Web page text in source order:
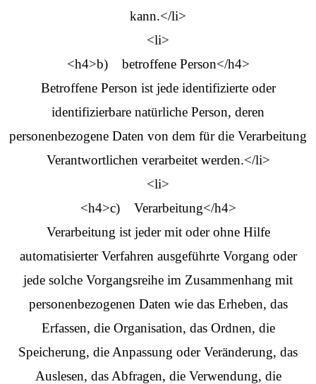
kann.</li>
<li>
<h4>b) betroffene Person</h4>
Betroffene Person ist jede identifizierte oder
identifizierbare natürliche Person, deren
personenbezogene Daten von dem für die Verarbeitung
Verantwortlichen verarbeitet werden.</li>
<li>
<h4>c) Verarbeitung</h4>
Verarbeitung ist jeder mit oder ohne Hilfe
automatisierter Verfahren ausgeführte Vorgang oder
jede solche Vorgangsreihe im Zusammenhang mit
personenbezogenen Daten wie das Erheben, das
Erfassen, die Organisation, das Ordnen, die
Speicherung, die Anpassung oder Veränderung, das
Auslesen, das Abfragen, die Verwendung, die